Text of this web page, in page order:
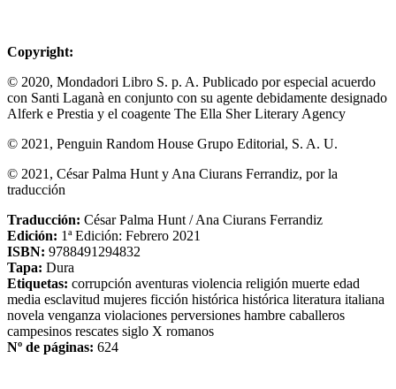
Copyright:
© 2020, Mondadori Libro S. p. A. Publicado por especial acuerdo
con Santi Laganà en conjunto con su agente debidamente designado
Alferk e Prestia y el coagente The Ella Sher Literary Agency
© 2021, Penguin Random House Grupo Editorial, S. A. U.
© 2021, César Palma Hunt y Ana Ciurans Ferrandiz, por la
traducción
Traducción: César Palma Hunt / Ana Ciurans Ferrandiz
Edición: 1ª Edición: Febrero 2021
ISBN: 9788491294832
Tapa: Dura
Etiquetas: corrupción aventuras violencia religión muerte edad
media esclavitud mujeres ficción histórica histórica literatura italiana
novela venganza violaciones perversiones hambre caballeros
campesinos rescates siglo X romanos
Nº de páginas: 624